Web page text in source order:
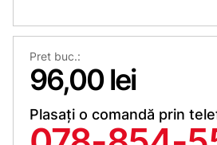
Pret buc.:
96,00 lei
Plasați o comandă prin